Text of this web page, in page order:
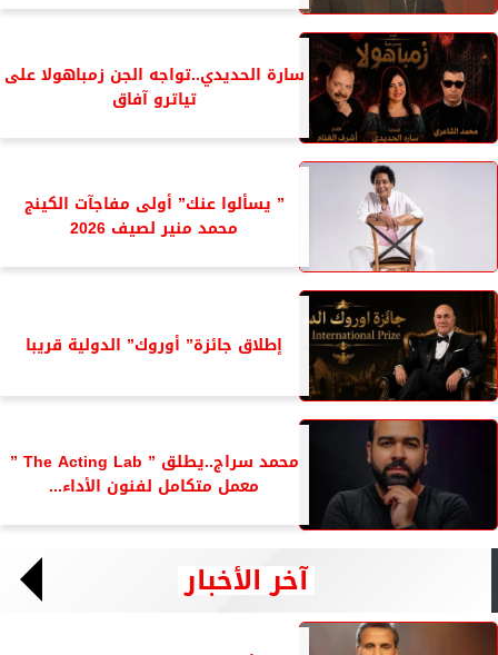
سارة الحديدي..تواجه الجن زمباهولا على
تياترو آفاق
” يسألوا عنك” أولى مفاجآت الكينج
محمد منير لصيف 2026
إطلاق جائزة” أوروك” الدولية قريبا
محمد سراج..يطلق ” The Acting Lab ”
معمل متكامل لفنون الأداء...
آخر الأخبار